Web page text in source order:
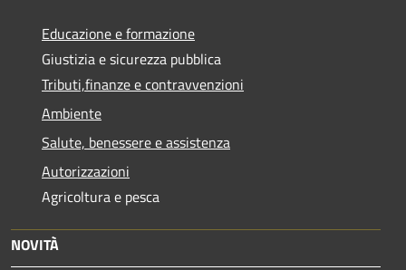
Educazione e formazione
Giustizia e sicurezza pubblica
Tributi,finanze e contravvenzioni
Ambiente
Salute, benessere e assistenza
Autorizzazioni
Agricoltura e pesca
NOVITÀ